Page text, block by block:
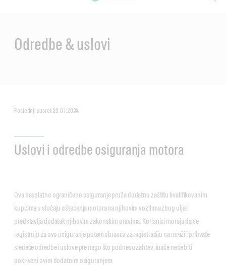
Odredbe & uslovi
Poslednji susret 29.01.2024
Uslovi i odredbe osiguranja motora
Ova besplatno ograničeno osiguranje pruža dodatnu zaštitu kvalifikovanim
kupcima u slučaju oštećenja motora na njihovim vozilima zbog ulja i
predstavlja dodatak njihovim zakonskim pravima. Korisnici moraju da se
registruju za ovo osiguranje putem obrasca za registraciju na mreži i prihvate
sledeće odredbe i uslove pre nego što podnesu zahtev, inače neće biti
pokriveni ovim dodatnim osiguranjem.